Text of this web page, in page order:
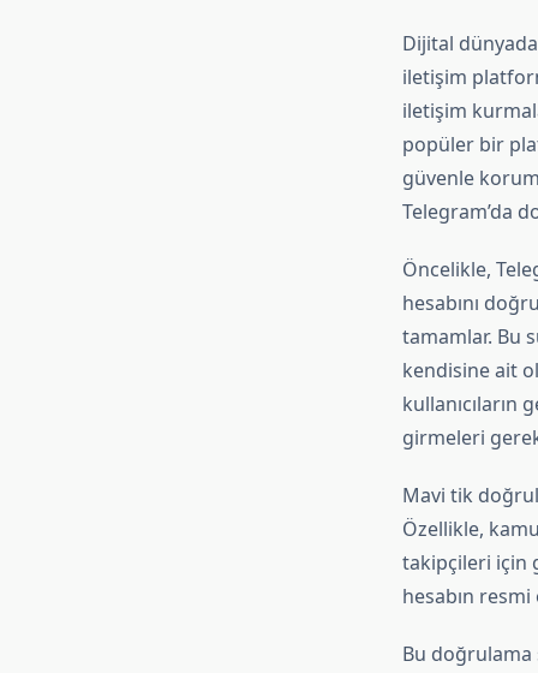
Dijital
iletişim
iletişim
popüler bir
güvenle
Telegram’da
Öncelikle,
hesabını
tamamlar. Bu
kendisine ait
girmeleri
Mavi tik
Özellikle,
takipçileri için
hesabın
Bu doğrulama